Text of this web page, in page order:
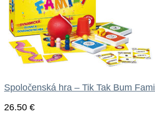
Spoločenská hra – Tik Tak Bum
26.50 €